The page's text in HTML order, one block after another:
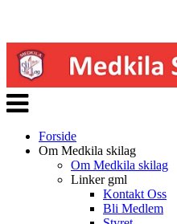
Veksle
navigasjon
Forside
Om Medkila skilag
Om Medkila skilag
Linker gml
Kontakt Oss
Bli Medlem